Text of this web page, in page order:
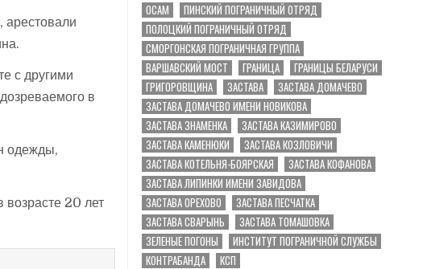
арестовали
с другими
в
одежды,
20 лет
ОСАМ
ПИНСКИЙ ПОГРАНИЧНЫЙ ОТРЯД
ПОЛОЦКИЙ ПОГРАНИЧНЫЙ ОТРЯД
СМОРГОНСКАЯ ПОГРАНИЧНАЯ ГРУППА
ВАРШАВСКИЙ МОСТ
ГРАНИЦА
ГРАНИЦЫ БЕЛАРУСИ
ГРИГОРОВЩИНА
ЗАСТАВА
ЗАСТАВА ДОМАЧЕВО
ЗАСТАВА ДОМАЧЕВО ИМЕНИ НОВИКОВА
ЗАСТАВА ЗНАМЕНКА
ЗАСТАВА КАЗИМИРОВО
ЗАСТАВА КАМЕНЮКИ
ЗАСТАВА КОЗЛОВИЧИ
ЗАСТАВА КОТЕЛЬНЯ-БОЯРСКАЯ
ЗАСТАВА КОФАНОВА
ЗАСТАВА ЛИПИНКИ ИМЕНИ ЗАВИДОВА
ЗАСТАВА ОРЕХОВО
ЗАСТАВА ПЕСЧАТКА
ЗАСТАВА СВАРЫНЬ
ЗАСТАВА ТОМАШОВКА
ЗЕЛЕНЫЕ ПОГОНЫ
ИНСТИТУТ ПОГРАНИЧНОЙ СЛУЖБЫ
КОНТРАБАНДА
КСП